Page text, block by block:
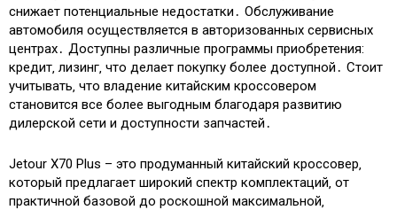
снижает потенциальные недостатки․ Обслуживание
автомобиля осуществляется в авторизованных сервисных
центрах․ Доступны различные программы приобретения:
кредит‚ лизинг‚ что делает покупку более доступной․ Стоит
учитывать‚ что владение китайским кроссовером
становится все более выгодным благодаря развитию
дилерской сети и доступности запчастей․
Jetour X70 Plus – это продуманный китайский кроссовер‚
который предлагает широкий спектр комплектаций‚ от
практичной базовой до роскошной максимальной‚